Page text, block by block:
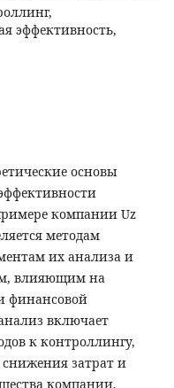
эффективность,
основы
компании Uz
методам
их анализа и
влияющим на
финансовой
включает
к контроллингу,
снижения затрат и
компании.